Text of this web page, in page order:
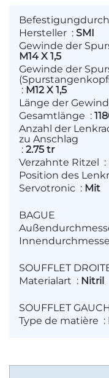
Hersteller : SMI
Gewinde der
M14 X 1,5
Gewinde der
: M12 X 1,5
Länge der
Gesamtlänge :
Anzahl der
zu Anschlag
: 2.75 tr
Verzahnte Ritzel :
Position des
Servotronic : Mit
BAGUE
SOUFFLET
Materialart : Nitril
SOUFFLET
Type de matière :